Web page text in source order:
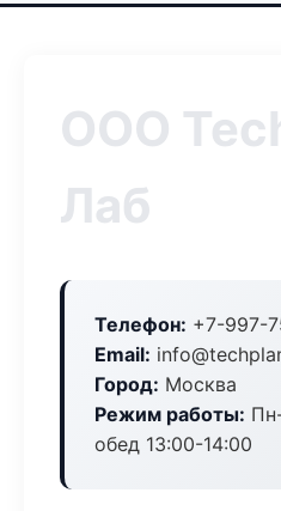
ООО
Лаб
Телефон: +7-997-
Email:
Город: Москва
Режим работы:
обед 13:00-14:00